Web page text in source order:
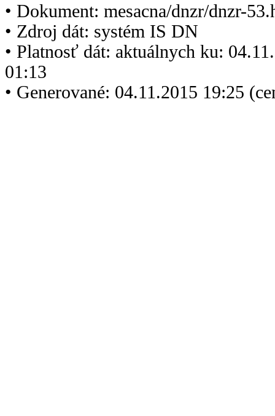
• Dokument: mesacna/dnzr/dnzr-
• Zdroj dát: systém IS DN
• Platnosť dát: aktuálnych ku:
01:13
• Generované: 04.11.2015 19:25